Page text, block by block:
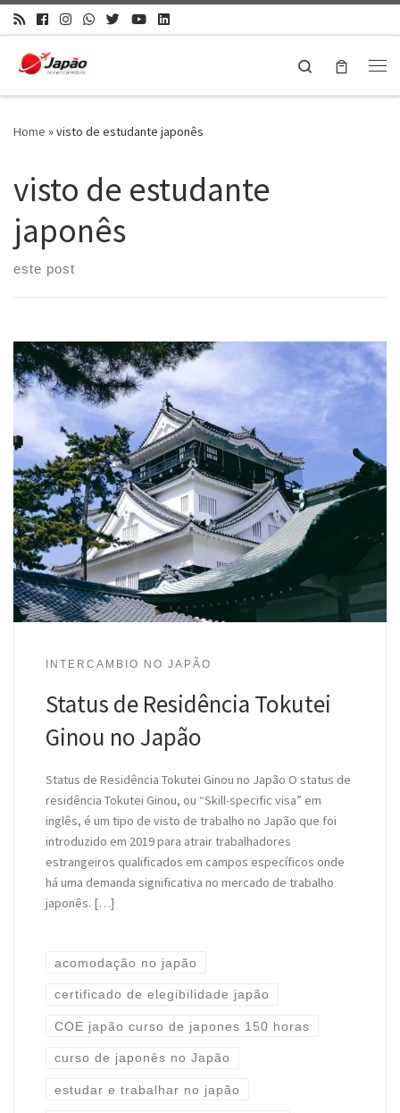
Search
Home »visto de estudante japonês
visto de estudante
japonês
este post
INTERCAMBIO NO JAPÃO
Status de Residência Tokutei
Ginou no Japão
Status de Residência Tokutei Ginou no Japão O status de
residência Tokutei Ginou, ou “Skill-specific visa” em
inglês, é um tipo de visto de trabalho no Japão que foi
introduzido em 2019 para atrair trabalhadores
estrangeiros qualificados em campos específicos onde
há uma demanda significativa no mercado de trabalho
japonês. […]
acomodação no japão
certificado de elegibilidade japão
COE japão curso de japones 150 horas
curso de japonês no Japão
estudar e trabalhar no japão